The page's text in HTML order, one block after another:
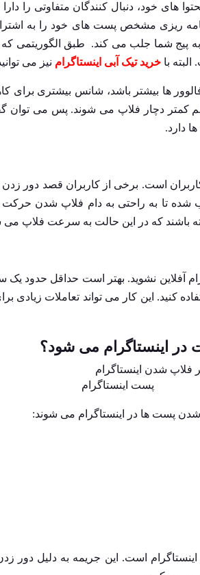
های خود، دنبال کنندگان متفاوتی را
ریزی مشخص پست های خود را به اشتراک
پیج شما جلب می کند. طبق الگوریتمی که
باخرید تیک آبی اینستاگرام نیز می
ها بیشتر باشد، شانس بیشتری
کمتر دچار فلاپ می شوند. پس می توان
دارد.
است. برخی از کاربران قصد دور زدن
شده تا به راحتی به دام فلاپ شدن
باشند که در این حالت به سرعت فلاپ می
آفلاین نشوید. بهتر است حداقل حدود یک
کنید. این کار می تواند تعاملات زیادی
اینستاگرام می شود؟
پست اینستاگرام
پست ها در اینستاگرام می شوند:
است. این جریمه به دلیل دور